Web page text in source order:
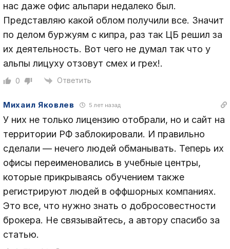
нас даже офис альпари недалеко был.
Представляю какой облом получили все. Значит
по делом буржуям с кипра, раз так ЦБ решил за
их деятельность. Вот чего не думал так что у
альпы лицуху отзовут смех и грех!.
0 Ответить
Михаил Яковлев 5 лет назад
У них не только лицензию отобрали, но и сайт на
территории РФ заблокировали. И правильно
сделали — нечего людей обманывать. Теперь их
офисы переименовались в учебные центры,
которые прикрываясь обучением также
регистрируют людей в оффшорных компаниях.
Это все, что нужно знать о добросовестности
брокера. Не связывайтесь, а автору спасибо за
статью.